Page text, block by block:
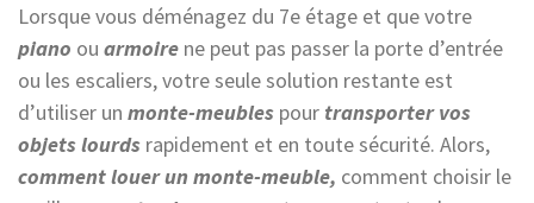
Lorsque vous déménagez du 7e étage et que votre
piano ou armoire ne peut pas passer la porte d’entrée
ou les escaliers, votre seule solution restante est
d’utiliser un monte-meubles pour transporter vos
objets lourds rapidement et en toute sécurité. Alors,
comment louer un monte-meuble, comment choisir le